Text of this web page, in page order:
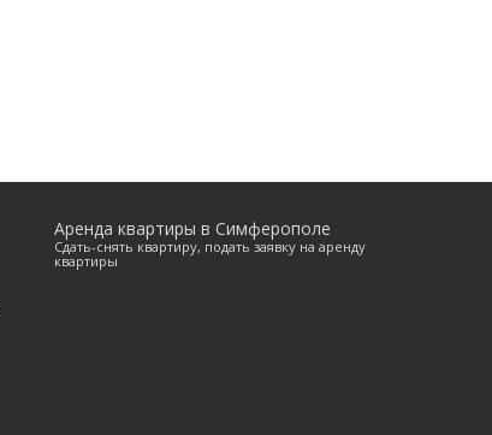
Аренда квартиры в Симферополе
Сдать-снять квартиру, подать заявку на аренду
квартиры